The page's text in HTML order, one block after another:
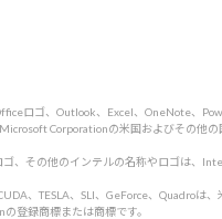
ロゴ、Outlook、Excel、OneNote、
Corporationの米国およびその他
、その他のインテルの名称やロゴは、
、TESLA、SLI、GeForce、Quadroは
登録商標または商標です。